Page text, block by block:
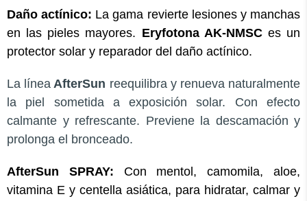
Daño actínico: La gama revierte lesiones y manchas
en las pieles mayores. Eryfotona AK-NMSC es un
protector solar y reparador del daño actínico.
La línea AfterSun reequilibra y renueva naturalmente
la piel sometida a exposición solar. Con efecto
calmante y refrescante. Previene la descamación y
prolonga el bronceado.
AfterSun SPRAY: Con mentol, camomila, aloe,
vitamina E y centella asiática, para hidratar, calmar y